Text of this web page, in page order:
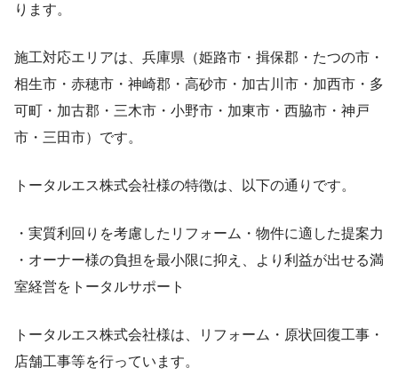
ります。
施工対応エリアは、兵庫県（姫路市・揖保郡・たつの市・
相生市・赤穂市・神崎郡・高砂市・加古川市・加西市・多
可町・加古郡・三木市・小野市・加東市・西脇市・神戸
市・三田市）です。
トータルエス株式会社様の特徴は、以下の通りです。
・実質利回りを考慮したリフォーム・物件に適した提案力
・オーナー様の負担を最小限に抑え、より利益が出せる満
室経営をトータルサポート
トータルエス株式会社様は、リフォーム・原状回復工事・
店舗工事等を行っています。